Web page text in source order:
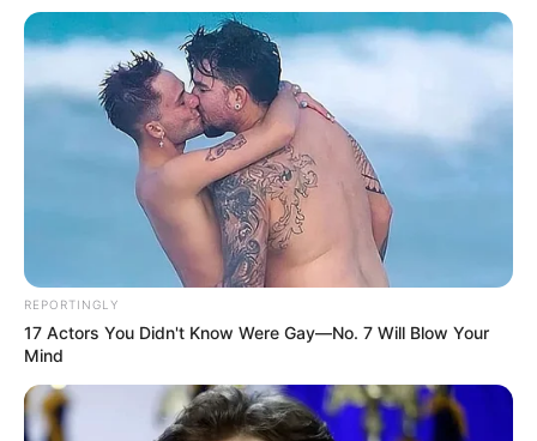
lennének: adóemelések, megszorítások és új terhek
várnának ránk” – fogalmazott.
A rapper külön is kiemelte azokat az
intézkedéseket, amelyeket a legaggasztóbbnak
tart. Véleménye szerint az esetleges
rezsicsökkentés eltörlése, a lakhatással
kapcsolatos terhek növelése, valamint az
ingatlanadó és a gépjárművek megadóztatása
komoly csapást jelentene a mindennapi
festenek a jövőről” – tette hozzá.
REPORTINGLY
17 Actors You Didn't Know Were Gay—No. 7 Will Blow Your
Mind